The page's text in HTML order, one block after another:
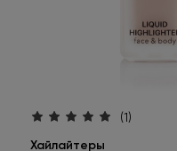
(1)
Хайлайтеры